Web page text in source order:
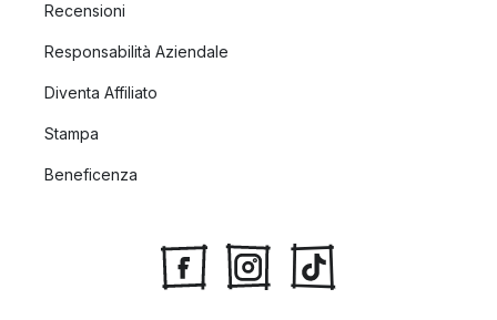
Recensioni
Responsabilità Aziendale
Diventa Affiliato
Stampa
Beneficenza